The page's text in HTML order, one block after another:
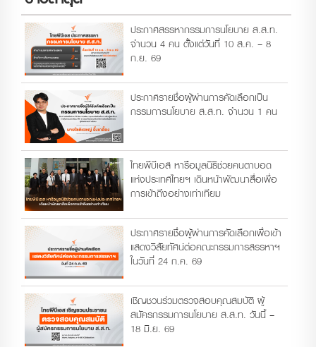
ประกาศสรรหากรรมการนโยบาย ส.ส.ท.
จำนวน 4 คน ตั้งแต่วันที่ 10 ส.ค. – 8
ก.ย. 69
ประกาศรายชื่อผู้ผ่านการคัดเลือกเป็น
กรรมการนโยบาย ส.ส.ท. จำนวน 1 คน
ไทยพีบีเอส หารือมูลนิธิช่วยคนตาบอด
แห่งประเทศไทยฯ เดินหน้าพัฒนาสื่อเพื่อ
การเข้าถึงอย่างเท่าเทียม
ประกาศรายชื่อผู้ผ่านการคัดเลือกเพื่อเข้า
แสดงวิสัยทัศน์ต่อคณะกรรมการสรรหาฯ
ในวันที่ 24 ก.ค. 69
เชิญชวนร่วมตรวจสอบคุณสมบัติ ผู้
สมัครกรรมการนโยบาย ส.ส.ท. วันนี้ –
18 มิ.ย. 69